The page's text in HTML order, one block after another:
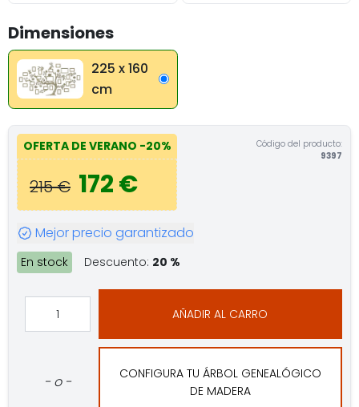
Dimensiones
225 x 160
cm
OFERTA DE VERANO -20%
215 € 172 €
Código del producto:
9397
Mejor precio garantizado
En stock Descuento: 20 %
AÑADIR AL CARRO
- o -
CONFIGURA TU ÁRBOL GENEALÓGICO
DE MADERA